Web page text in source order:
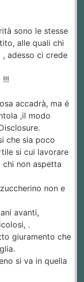
sono le stesse
alle quali chi
adesso ci crede
accadrà, ma é
,il modo
che sia poco
si cui lavorare
non aspetta
non e
avanti,
.
giuramento che
si va in quella